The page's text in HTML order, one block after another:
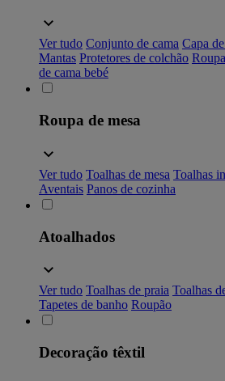
Ver tudo Conjunto de cama Capa
Mantas Protetores de colchão
de cama bebé
Roupa de mesa
Ver tudo Toalhas de mesa Toalhas
Aventais Panos de cozinha
Atoalhados
Ver tudo Toalhas de praia Toalhas
Tapetes de banho Roupão
Decoração têxtil